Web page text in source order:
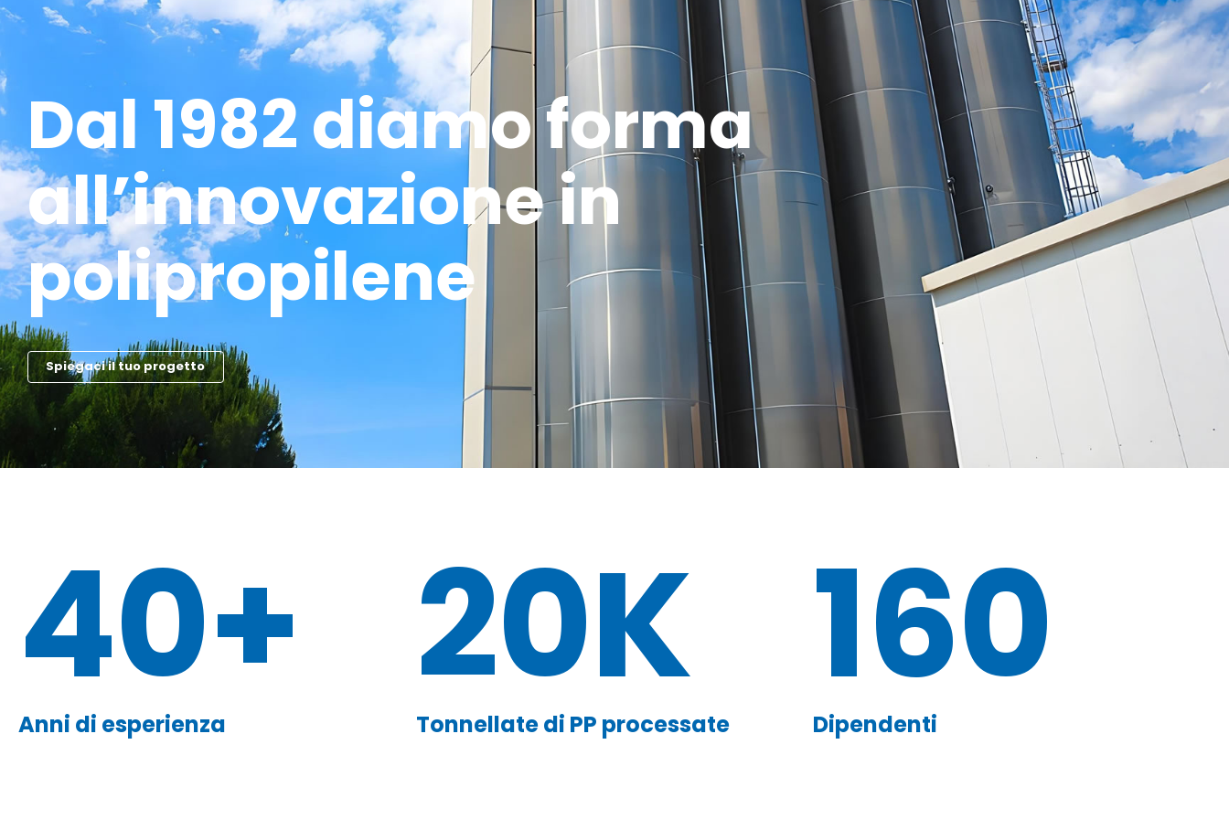
Dal 1982 diamo forma
all’innovazione in
polipropilene
Spiegaci il tuo progetto
40+
Anni di esperienza 20K
Tonnellate di PP processate 160
Dipendenti